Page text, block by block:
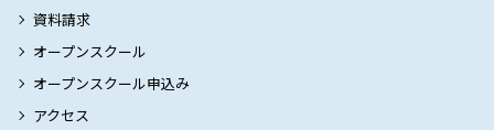
資料請求
オープンスクール
オープンスクール申込み
アクセス